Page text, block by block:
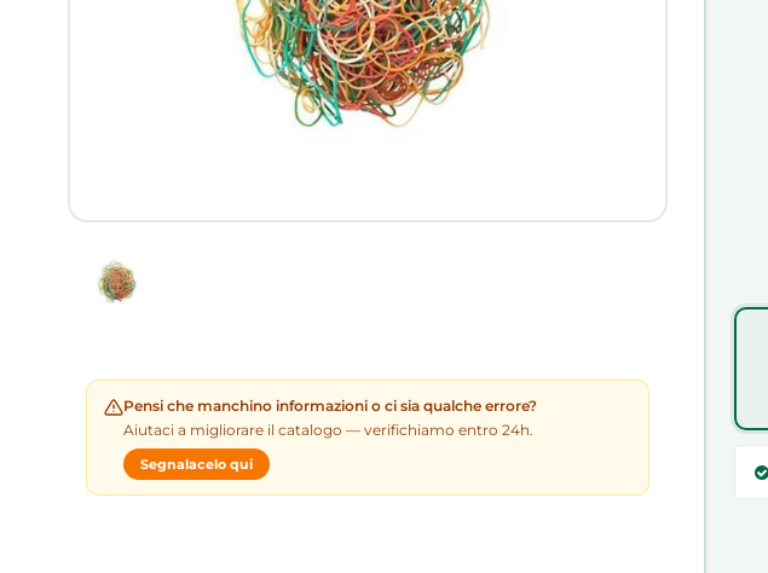
Pensi che manchino informazioni o ci sia qualche errore?
Aiutaci a migliorare il catalogo — verifichiamo entro 24h.
Segnalacelo qui